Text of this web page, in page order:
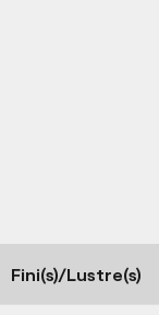
Fini(s)/Lustre(s)